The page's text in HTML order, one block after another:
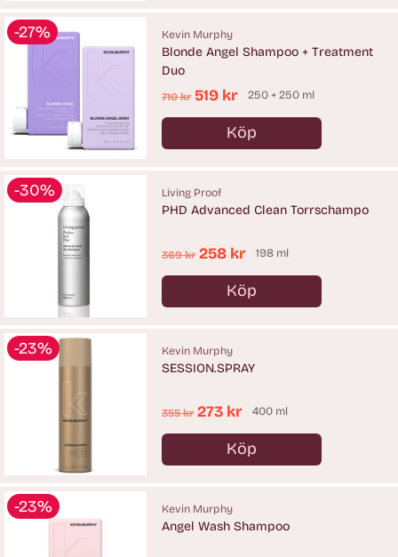
-27% Kevin Murphy
Blonde Angel Shampoo + Treatment
Duo
Ordinarie
pris
710 kr 519 kr 250 + 250 ml
Köp
Antal
-30% Living Proof
PHD Advanced Clean Torrschampo
Ordinarie
pris
369 kr 258 kr 198 ml
Köp
Antal
-23% Kevin Murphy
SESSION.SPRAY
Ordinarie
pris
355 kr 273 kr 400 ml
Köp
Antal
-23% Kevin Murphy
Angel Wash Shampoo